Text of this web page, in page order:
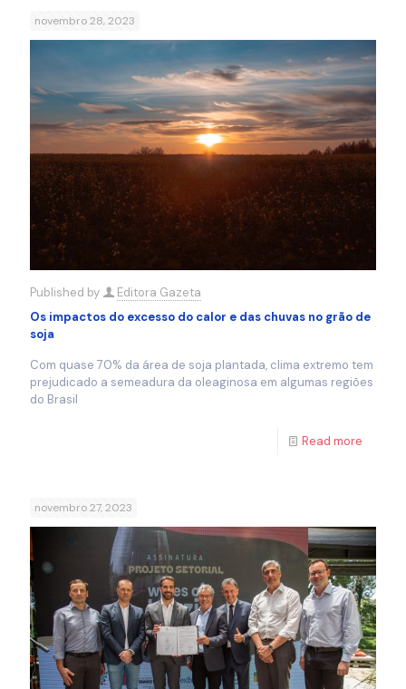
novembro 28, 2023
Published by
Editora Gazeta
Os impactos do excesso do calor e das chuvas no grão de
soja
Com quase 70% da área de soja plantada, clima extremo tem
prejudicado a semeadura da oleaginosa em algumas regiões
do Brasil
Read more
novembro 27, 2023